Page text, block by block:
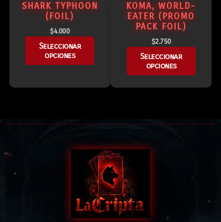
SHARK TYPHOON
(FOIL)
$4.000
Seleccionar
opciones
KOMA, WORLD-
EATER (PROMO
PACK FOIL)
$2.750
Seleccionar
opciones